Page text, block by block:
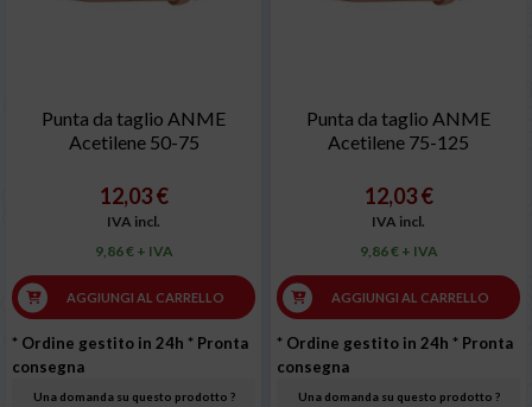
Punta da taglio ANME
Acetilene 50-75
12,03 €
IVA incl.
9,86 € + IVA
AGGIUNGI AL CARRELLO
* Ordine gestito in 24h * Pronta
consegna
Una domanda su questo prodotto ?
Punta da taglio ANME
Acetilene 75-125
12,03 €
IVA incl.
9,86 € + IVA
AGGIUNGI AL CARRELLO
* Ordine gestito in 24h * Pronta
consegna
Una domanda su questo prodotto ?